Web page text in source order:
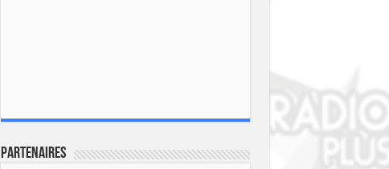
Partenaires